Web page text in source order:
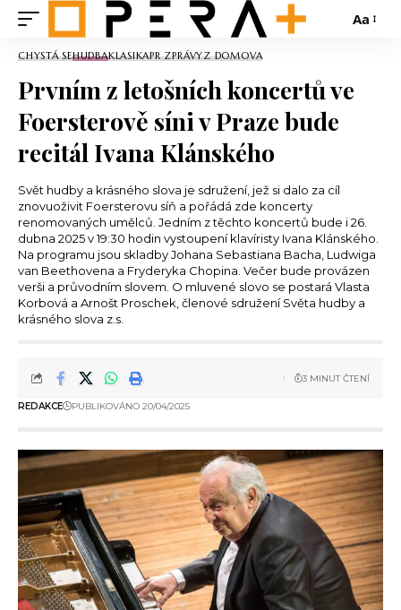
Aa
CHYSTÁ SEHUDBAKLASIKAPR ZPRÁVYZ DOMOVA
Prvním z letošních koncertů ve
Foersterově síni v Praze bude
recitál Ivana Klánského
Svět hudby a krásného slova je sdružení, jež si dalo za cíl
znovuoživit Foersterovu síň a pořádá zde koncerty
renomovaných umělců. Jedním z těchto koncertů bude i 26.
dubna 2025 v 19:30 hodin vystoupení klavíristy Ivana Klánského.
Na programu jsou skladby Johana Sebastiana Bacha, Ludwiga
van Beethovena a Fryderyka Chopina. Večer bude provázen
verši a průvodním slovem. O mluvené slovo se postará Vlasta
Korbová a Arnošt Proschek, členové sdružení Světa hudby a
krásného slova z.s.
REDAKCE PUBLIKOVÁNO 20/04/2025
3 MINUT ČTENÍ